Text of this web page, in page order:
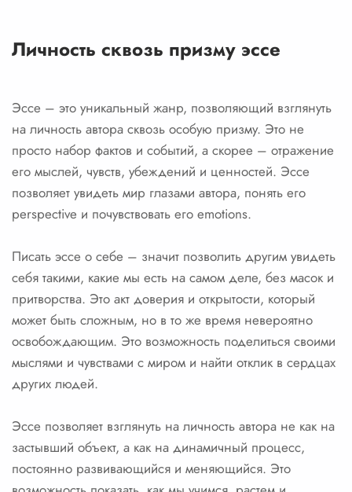
Личность сквозь призму эссе
Эссе – это уникальный жанр, позволяющий взглянуть
на личность автора сквозь особую призму. Это не
просто набор фактов и событий, а скорее – отражение
его мыслей, чувств, убеждений и ценностей. Эссе
позволяет увидеть мир глазами автора, понять его
perspective и почувствовать его emotions.
Писать эссе о себе – значит позволить другим увидеть
себя такими, какие мы есть на самом деле, без масок и
притворства. Это акт доверия и открытости, который
может быть сложным, но в то же время невероятно
освобождающим. Это возможность поделиться своими
мыслями и чувствами с миром и найти отклик в сердцах
других людей.
Эссе позволяет взглянуть на личность автора не как на
застывший объект, а как на динамичный процесс,
постоянно развивающийся и меняющийся. Это